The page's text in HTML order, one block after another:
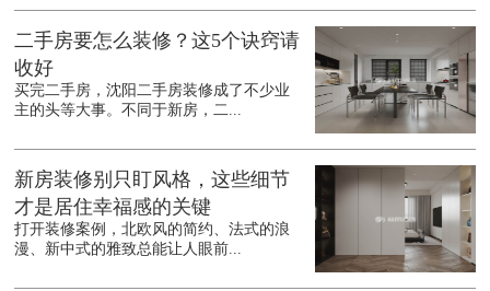
二手房要怎么装修？这5个诀窍请
收好
买完二手房，沈阳二手房装修成了不少业
主的头等大事。不同于新房，二...
新房装修别只盯风格，这些细节
才是居住幸福感的关键
打开装修案例，北欧风的简约、法式的浪
漫、新中式的雅致总能让人眼前...